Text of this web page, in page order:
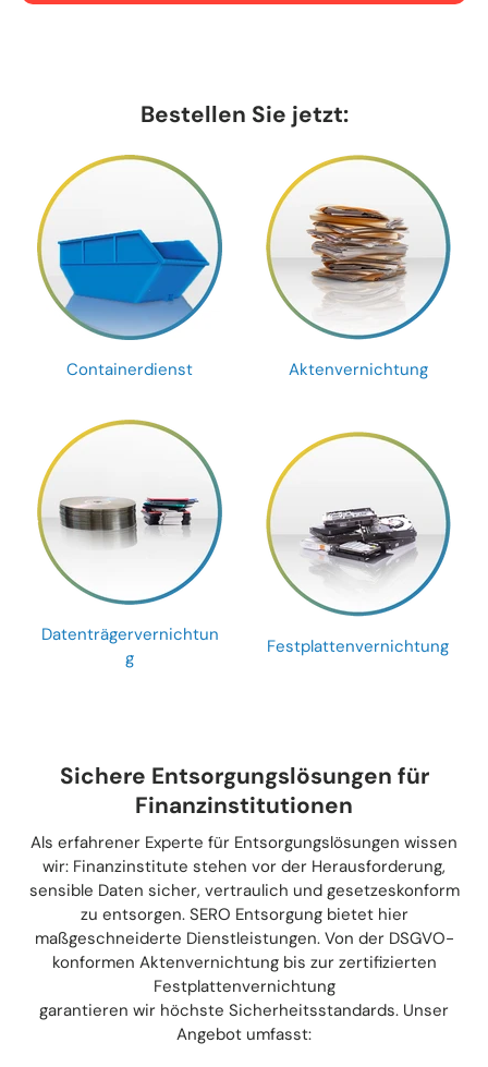
Bestellen Sie jetzt:
Containerdienst Aktenvernichtung
Datenträgervernichtun
g
Festplattenvernichtung
Sichere Entsorgungslösungen für
Finanzinstitutionen
Als erfahrener Experte für Entsorgungslösungen wissen
wir: Finanzinstitute stehen vor der Herausforderung,
sensible Daten sicher, vertraulich und gesetzeskonform
zu entsorgen. SERO Entsorgung bietet hier
maßgeschneiderte Dienstleistungen. Von der DSGVO-
konformen Aktenvernichtung bis zur zertifizierten
Festplattenvernichtung
garantieren wir höchste Sicherheitsstandards. Unser
Angebot umfasst: